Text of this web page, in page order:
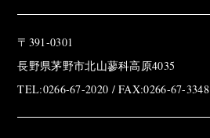
〒391-0301
長野県茅野市北山蓼科高原4035
TEL:0266-67-2020 / FAX:0266-67-3348